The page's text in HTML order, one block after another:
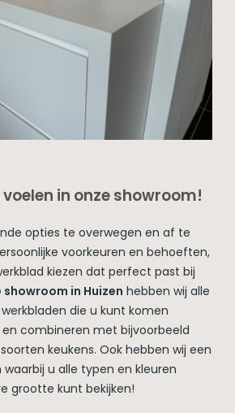
in onze showroom!
opties te overwegen en af te
voorkeuren en behoeften,
kiezen dat perfect past bij
showroom in Huizen hebben wij alle
die u kunt komen
en combineren met bijvoorbeeld
keukens. Ook hebben wij een
u alle typen en kleuren
grootte kunt bekijken!